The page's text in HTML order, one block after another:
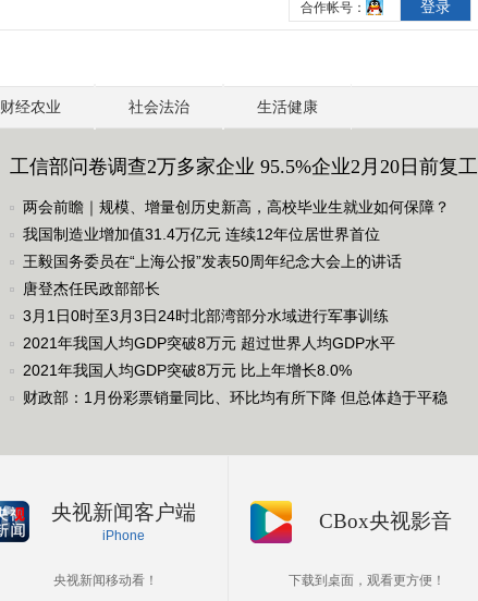
财经农业 社会法治 生活健康
工信部问卷调查2万多家企业 95.5%企业2月20日前复工
两会前瞻｜规模、增量创历史新高，高校毕业生就业如何保障？
我国制造业增加值31.4万亿元 连续12年位居世界首位
王毅国务委员在“上海公报”发表50周年纪念大会上的讲话
唐登杰任民政部部长
3月1日0时至3月3日24时北部湾部分水域进行军事训练
2021年我国人均GDP突破8万元 超过世界人均GDP水平
2021年我国人均GDP突破8万元 比上年增长8.0%
财政部：1月份彩票销量同比、环比均有所下降 但总体趋于平稳
央视新闻客户端
iPhone
央视新闻移动看！
CBox央视影音
下载到桌面，观看更方便！